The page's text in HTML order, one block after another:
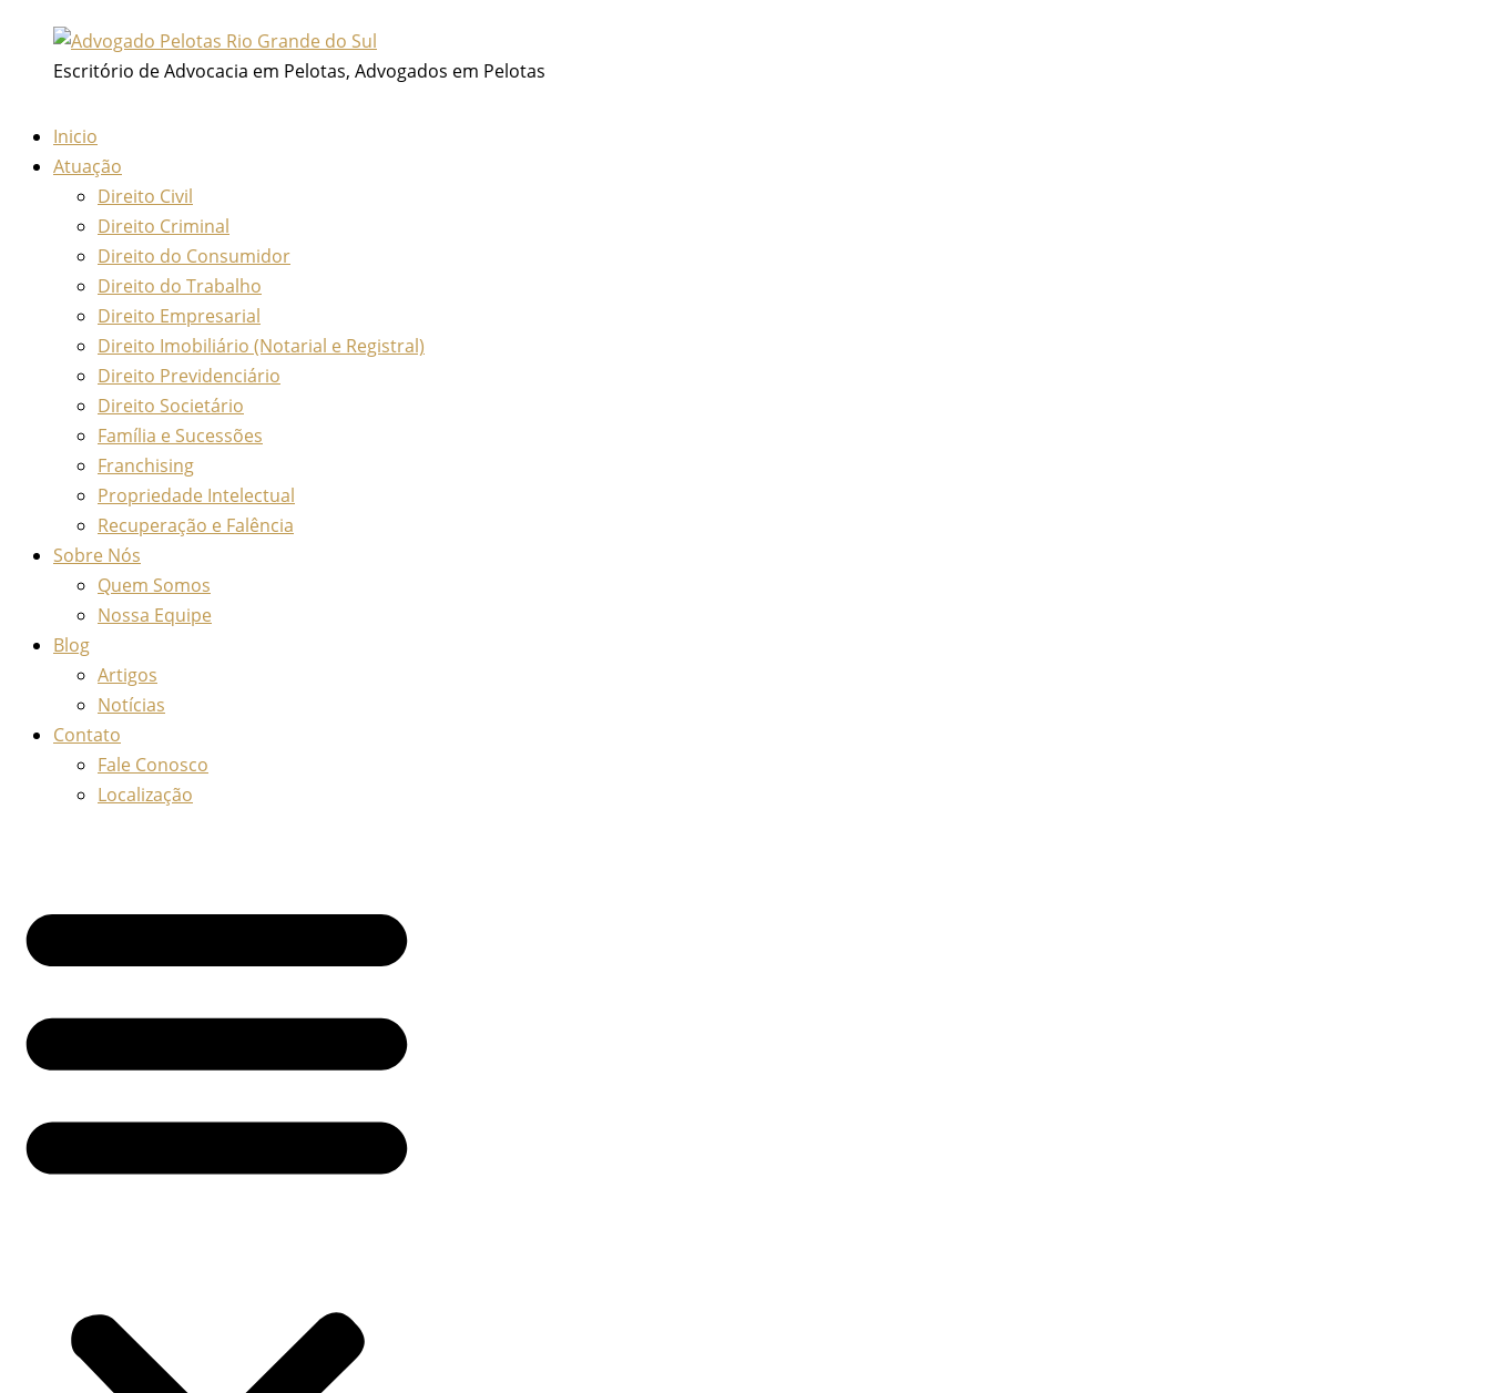
Escritório de Advocacia em Pelotas, Advogados em Pelotas
Inicio
Atuação
Direito Civil
Direito Criminal
Direito do Consumidor
Direito do Trabalho
Direito Empresarial
Direito Imobiliário (Notarial e Registral)
Direito Previdenciário
Direito Societário
Família e Sucessões
Franchising
Propriedade Intelectual
Recuperação e Falência
Sobre Nós
Quem Somos
Nossa Equipe
Blog
Artigos
Notícias
Contato
Fale Conosco
Localização